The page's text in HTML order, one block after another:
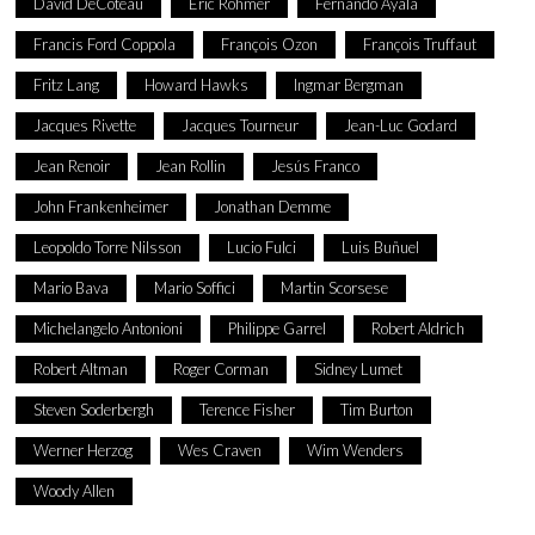
Francis Ford Coppola François Ozon François Truffaut
Fritz Lang Howard Hawks Ingmar Bergman
Jacques Rivette Jacques Tourneur Jean-Luc Godard
Jean Renoir Jean Rollin Jesús Franco
John Frankenheimer Jonathan Demme
Leopoldo Torre Nilsson Lucio Fulci Luis Buñuel
Mario Bava Mario Soffici Martin Scorsese
Michelangelo Antonioni Philippe Garrel Robert Aldrich
Robert Altman Roger Corman Sidney Lumet
Steven Soderbergh Terence Fisher Tim Burton
Werner Herzog Wes Craven Wim Wenders
Woody Allen